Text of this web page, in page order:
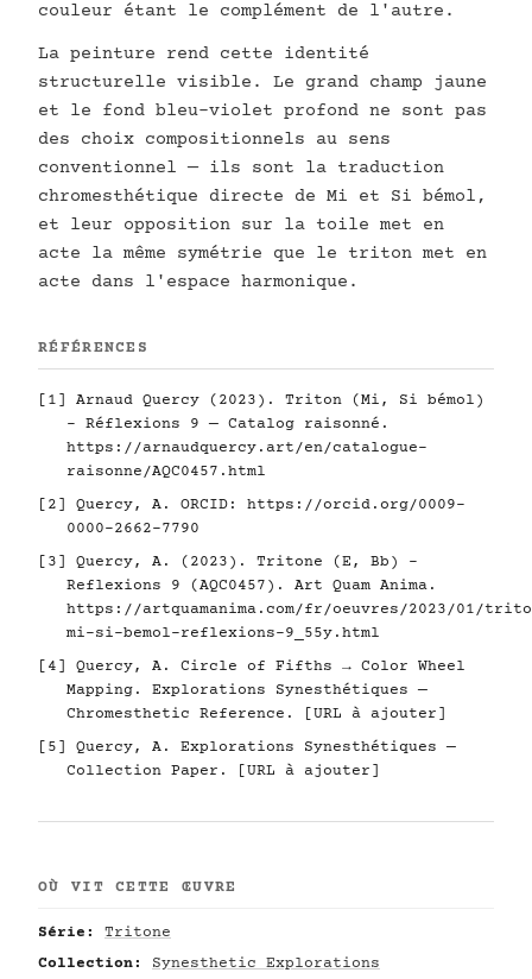
couleur étant le complément de l'autre.
La peinture rend cette identité
structurelle visible. Le grand champ jaune
et le fond bleu-violet profond ne sont pas
des choix compositionnels au sens
conventionnel — ils sont la traduction
chromesthétique directe de Mi et Si bémol,
et leur opposition sur la toile met en
acte la même symétrie que le triton met en
acte dans l'espace harmonique.
RÉFÉRENCES
[1] Arnaud Quercy (2023). Triton (Mi, Si bémol)
- Réflexions 9 — Catalog raisonné.
https://arnaudquercy.art/en/catalogue-
raisonne/AQC0457.html
[2] Quercy, A. ORCID: https://orcid.org/0009-
0000-2662-7790
[3] Quercy, A. (2023). Tritone (E, Bb) -
Reflexions 9 (AQC0457). Art Quam Anima.
https://artquamanima.com/fr/oeuvres/2023/01/
mi-si-bemol-reflexions-9_55y.html
[4] Quercy, A. Circle of Fifths → Color Wheel
Mapping. Explorations Synesthétiques —
Chromesthetic Reference. [URL à ajouter]
[5] Quercy, A. Explorations Synesthétiques —
Collection Paper. [URL à ajouter]
OÙ VIT CETTE ŒUVRE
Série:
Tritone
Collection:
Synesthetic Explorations